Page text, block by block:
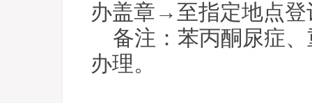
办盖章→至指定地点登
备注：苯丙酮尿症
办理。